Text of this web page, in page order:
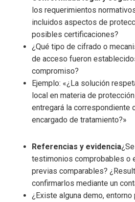
los requerimientos
incluidos aspectos de
posibles certificaciones?
¿Qué tipo de cifrado o
de acceso fueron
compromiso?
Ejemplo: «¿La solución
local en materia de
entregará la correspondiente
encargado de tratamiento?»
Referencias y evidencia
testimonios comprobables o
previas comparables?
confirmarlos mediante un
¿Existe alguna demo, entorno